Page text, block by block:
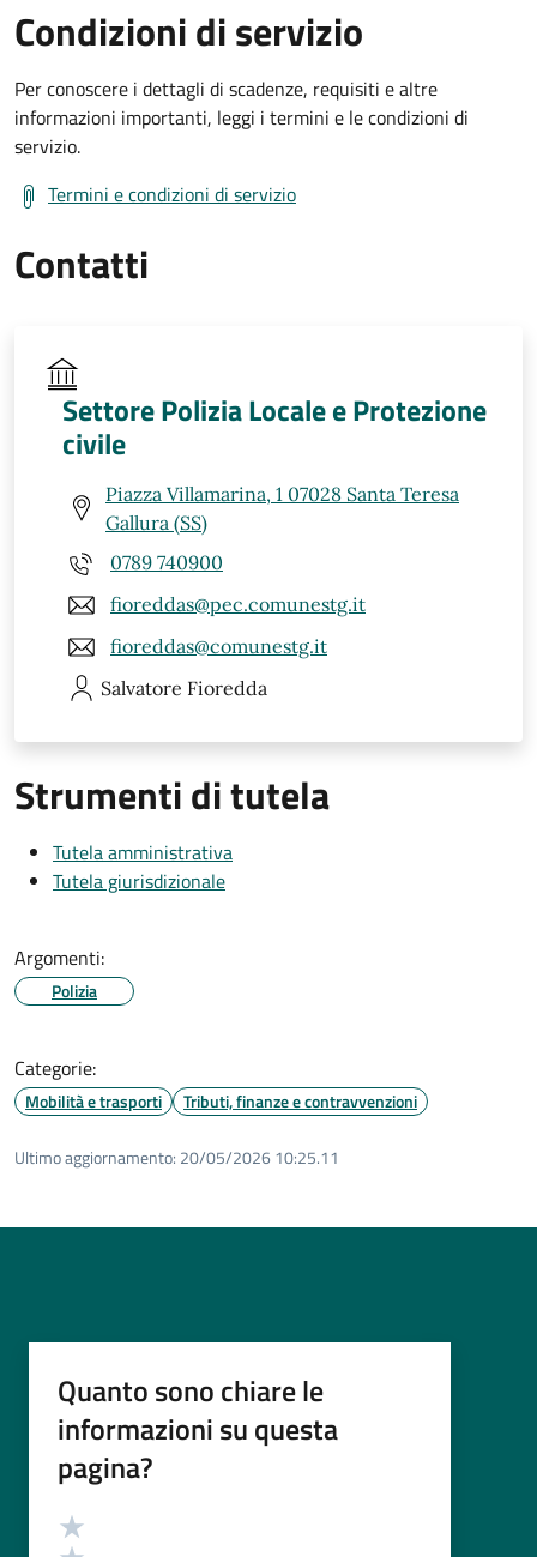
Condizioni di servizio
Per conoscere i dettagli di scadenze, requisiti e altre
informazioni importanti, leggi i termini e le condizioni di
servizio.
Termini e condizioni di servizio
Contatti
Settore Polizia Locale e Protezione
civile
Piazza Villamarina, 1 07028 Santa Teresa
Gallura (SS)
0789 740900
fioreddas@pec.comunestg.it
fioreddas@comunestg.it
Salvatore Fioredda
Strumenti di tutela
Tutela amministrativa
Tutela giurisdizionale
Argomenti:
Polizia
Categorie:
Mobilità e trasporti Tributi, finanze e contravvenzioni
Ultimo aggiornamento: 20/05/2026 10:25.11
Quanto sono chiare le
informazioni su questa
pagina?
Valutazione